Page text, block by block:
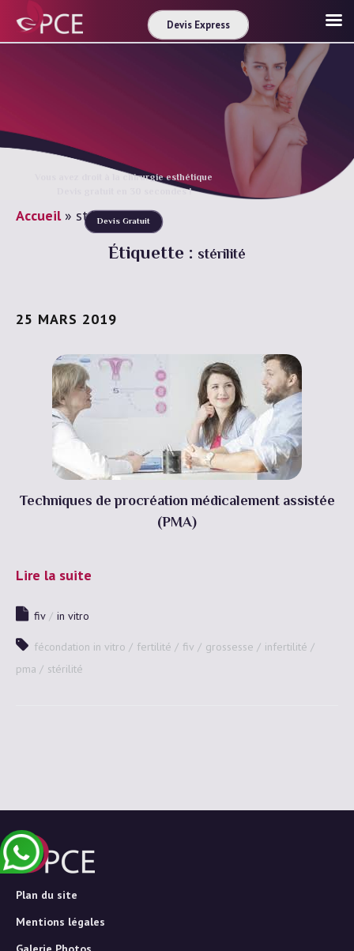
Vous avez droit à la chirurgie esthétique
Devis gratuit en 30 secondes !
Devis Gratuit
Accueil» stérilité
Étiquette : stérilité
25 MARS 2019
Techniques de procréation médicalement assistée
(PMA)
Lire la suite
fiv in vitro
fécondation in vitro fertilité fiv grossesse
infertilité
pma
stérilité
Plan du site
Mentions légales
Devis Express